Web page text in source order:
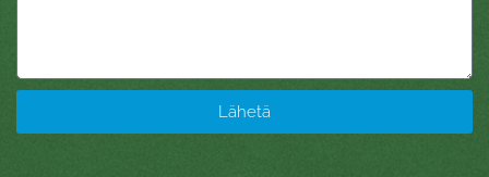
Lähetä